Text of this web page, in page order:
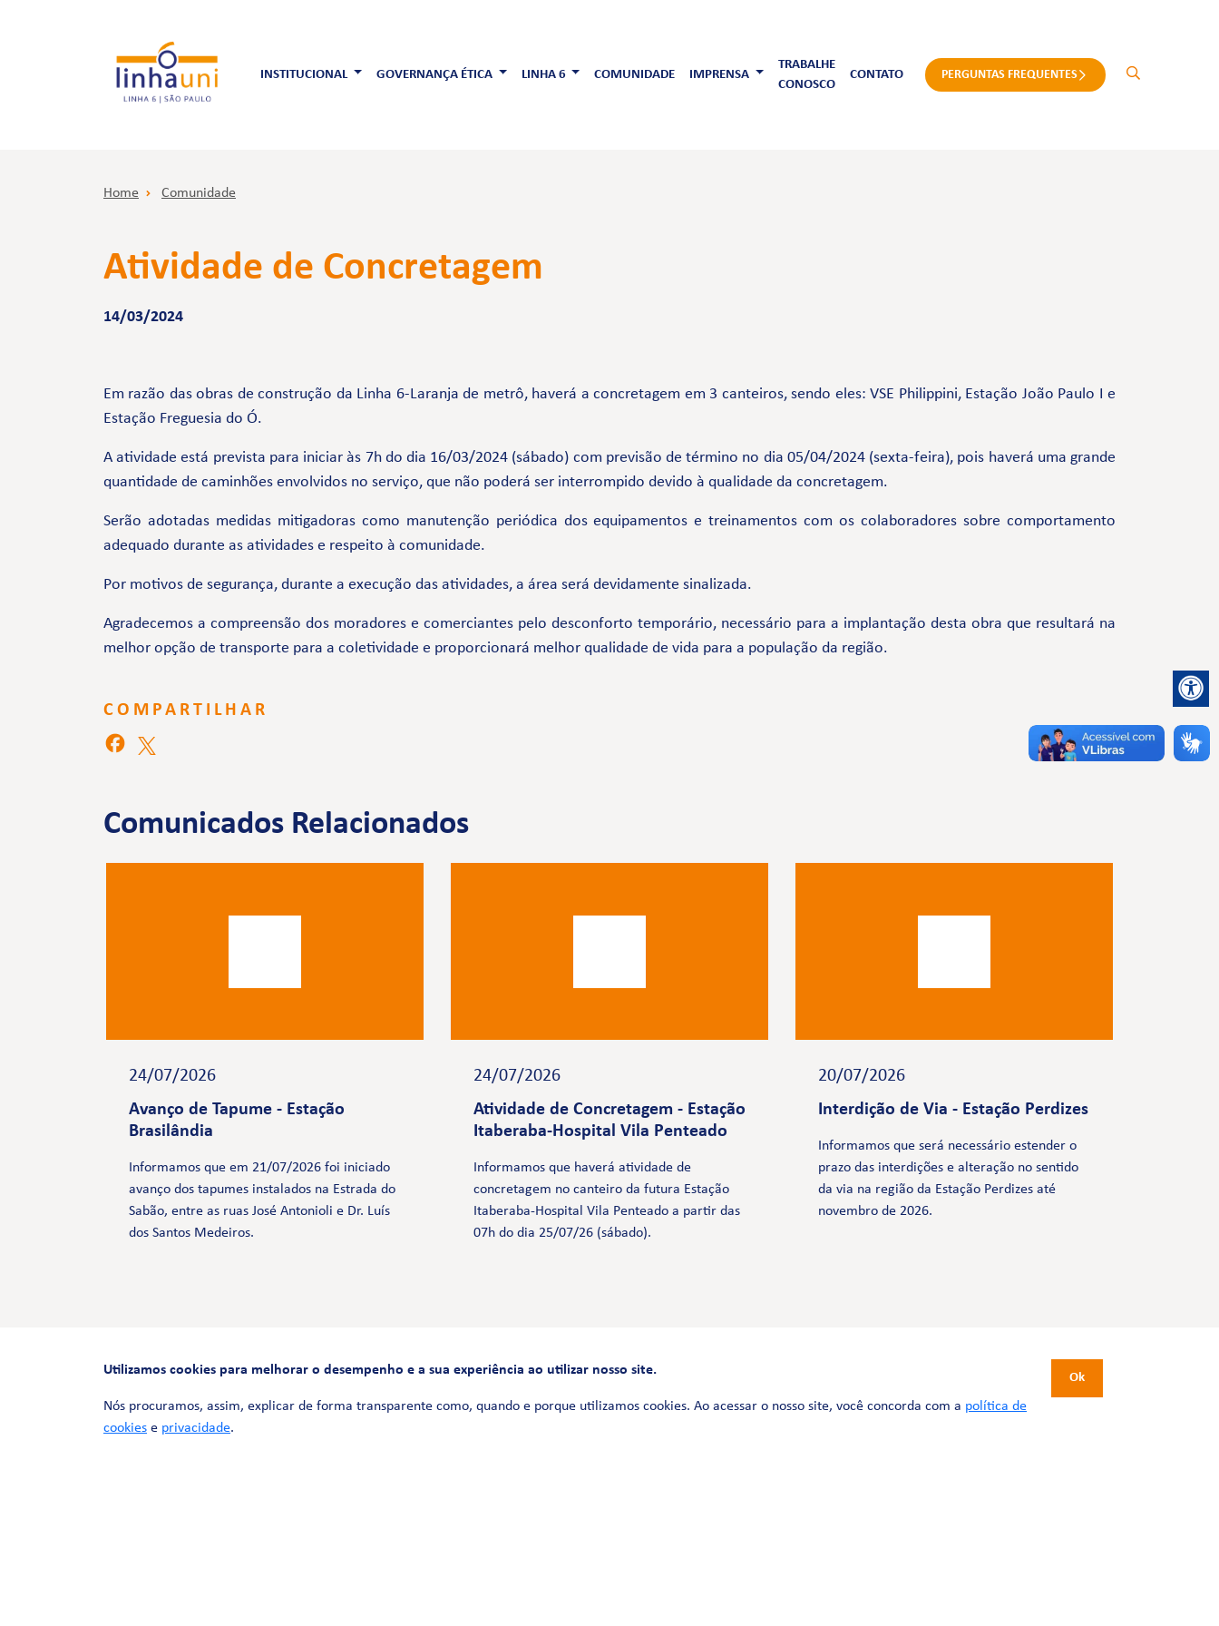
INSTITUCIONAL GOVERNANÇA ÉTICA LINHA 6 COMUNIDADE IMPRENSA
TRABALHE
CONOSCO
CONTATO PERGUNTAS FREQUENTES
Home Comunidade
Atividade de Concretagem
14/03/2024
Em razão das obras de construção da Linha 6-Laranja de metrô, haverá a concretagem em 3 canteiros, sendo eles: VSE Philippini, Estação João Paulo I e
Estação Freguesia do Ó.
A atividade está prevista para iniciar às 7h do dia 16/03/2024 (sábado) com previsão de término no dia 05/04/2024 (sexta-feira), pois haverá uma grande
quantidade de caminhões envolvidos no serviço, que não poderá ser interrompido devido à qualidade da concretagem.
Serão adotadas medidas mitigadoras como manutenção periódica dos equipamentos e treinamentos com os colaboradores sobre comportamento
adequado durante as atividades e respeito à comunidade.
Por motivos de segurança, durante a execução das atividades, a área será devidamente sinalizada.
Agradecemos a compreensão dos moradores e comerciantes pelo desconforto temporário, necessário para a implantação desta obra que resultará na
melhor opção de transporte para a coletividade e proporcionará melhor qualidade de vida para a população da região.
COMPARTILHAR
Comunicados Relacionados
24/07/2026
Avanço de Tapume - Estação
Brasilândia
Informamos que em 21/07/2026 foi iniciado
avanço dos tapumes instalados na Estrada do
Sabão, entre as ruas José Antonioli e Dr. Luís
dos Santos Medeiros.
24/07/2026
Atividade de Concretagem - Estação
Itaberaba-Hospital Vila Penteado
Informamos que haverá atividade de
concretagem no canteiro da futura Estação
Itaberaba-Hospital Vila Penteado a partir das
07h do dia 25/07/26 (sábado).
20/07/2026
Interdição de Via - Estação Perdizes
Informamos que será necessário estender o
prazo das interdições e alteração no sentido
da via na região da Estação Perdizes até
novembro de 2026.
FALE CONOSCO
0800 580 3172
Utilizamos cookies para melhorar o desempenho e a sua experiência ao utilizar nosso site.
Nós procuramos, assim, explicar de forma transparente como, quando e porque utilizamos cookies. Ao acessar o nosso site, você concorda com a política de
cookies e privacidade.
Ok